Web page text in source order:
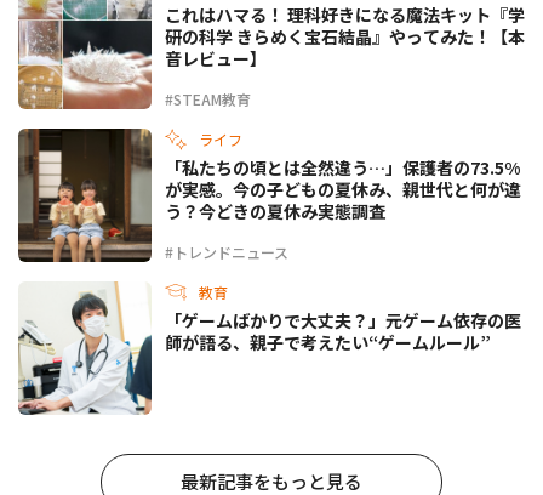
#STEAM教育
これはハマる！ 理科好きになる魔法キット『学
研の科学 きらめく宝石結晶』やってみた！【本
音レビュー】
ライフ
#トレンドニュース
「私たちの頃とは全然違う…」保護者の73.5%
が実感。今の子どもの夏休み、親世代と何が違
う？今どきの夏休み実態調査
教育
「ゲームばかりで大丈夫？」元ゲーム依存の医
師が語る、親子で考えたい“ゲームルール”
最新記事をもっと見る